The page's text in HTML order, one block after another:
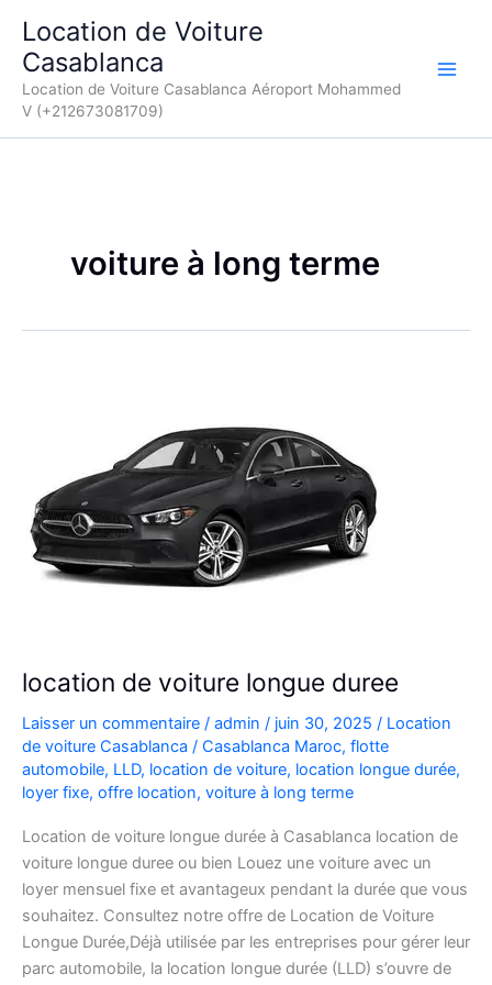
contenu
Location de Voiture
Casablanca
Location de Voiture Casablanca Aéroport Mohammed
V (+212673081709)
voiture à long terme
location de voiture longue duree
Laisser un commentaire / admin / juin 30, 2025 / Location
de voiture Casablanca / Casablanca Maroc, flotte
automobile, LLD, location de voiture, location longue durée,
loyer fixe, offre location, voiture à long terme
Location de voiture longue durée à Casablanca location de
voiture longue duree ou bien Louez une voiture avec un
loyer mensuel fixe et avantageux pendant la durée que vous
souhaitez. Consultez notre offre de Location de Voiture
Longue Durée,Déjà utilisée par les entreprises pour gérer leur
parc automobile, la location longue durée (LLD) s’ouvre de